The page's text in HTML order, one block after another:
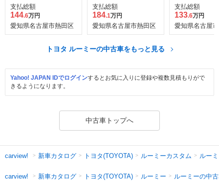
支払総額
144.6万円
愛知県名古屋市熱田区
支払総額
184.1万円
愛知県名古屋市熱田区
支払総額
133.6万円
愛知県名古屋
トヨタ ルーミーの中古車をもっと見る
Yahoo! JAPAN IDでログインするとお気に入りに登録や複数見積もりがで
きるようになります。
中古車トップへ
carview! 新車カタログ トヨタ(TOYOTA) ルーミーカスタム ルー
carview! 新車カタログ トヨタ(TOYOTA) ルーミー ルーミーの中